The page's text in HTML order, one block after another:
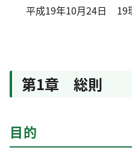
平成19年10月24日 19
第1章 総則
目的